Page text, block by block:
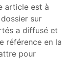
article est à
sur
a diffusé et
référence en la
pour